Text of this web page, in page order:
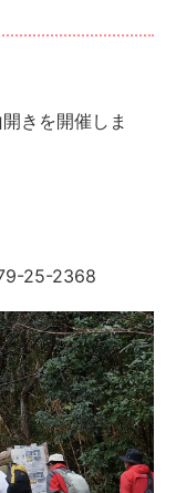
きを開催しま
25-2368